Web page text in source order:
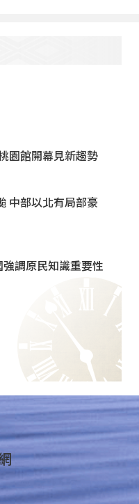
園館開幕見新趨勢
中部以北有局部豪
調原民知識重要性